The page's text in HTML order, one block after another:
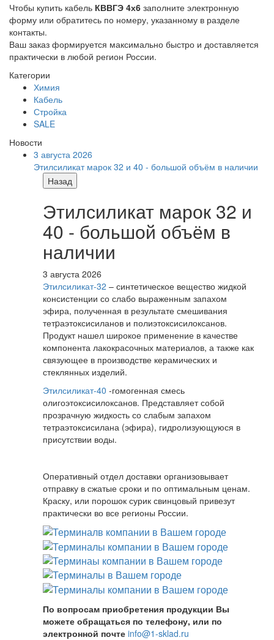
Чтобы купить кабель КВВГЭ 4х6 заполните электронную
форму или обратитесь по номеру, указанному в разделе
контакты.
Ваш заказ формируется максимально быстро и доставляется
практически в любой регион России.
Категории
Химия
Кабель
Стройка
SALE
Новости
3 августа 2026
Этилсиликат марок 32 и 40 - большой объём в наличии
Назад
Этилсиликат марок 32 и
40 - большой объём в
наличии
3 августа 2026
Этилсиликат-32 – синтетическое вещество жидкой
консистенции со слабо выраженным запахом
эфира, полученная в результате смешивания
тетpаэтоксисиланов и полиэтоксисилоксанов.
Продукт нашел широкое применение в качестве
компонента лакокрасочных материалов, а также как
связующее в производстве керамических и
стеклянных изделий.
Этилсиликат-40 -гомогенная смесь
олигоэтоксисилоксанов. Представляет собой
прозрачную жидкость со слабым запахом
тетраэтоксисилана (эфира), гидролизующуюся в
присутствии воды.
Оперативный отдел доставки организовывает
отправку в сжатые сроки и по оптимальным ценам.
Краску, или порошок сурик свинцовый привезут
практически во все регионы России.
По вопросам приобретения продукции Вы
можете обращаться по телефону, или по
электронной почте info@1-sklad.ru